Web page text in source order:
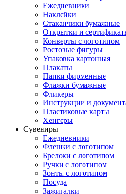
Ежедневники
Наклейки
Стаканчики бумажные
Открытки и
Конверты с логотипом
Ростовые фигуры
Упаковка картонная
Плакаты
Папки фирменные
Флажки бумажные
Фликеры
Инструкции и
Пластиковые карты
Хенгеры
Сувениры
Ежедневники
Флешки с логотипом
Брелоки с логотипом
Ручки с логотипом
Зонты с логотипом
Посуда
Зажигалки